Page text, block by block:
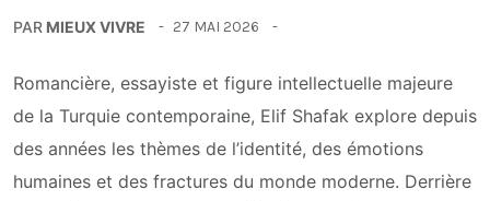
PAR MIEUX VIVRE 27 MAI 2026
Romancière, essayiste et figure intellectuelle majeure
de la Turquie contemporaine, Elif Shafak explore depuis
des années les thèmes de l’identité, des émotions
humaines et des fractures du monde moderne. Derrière